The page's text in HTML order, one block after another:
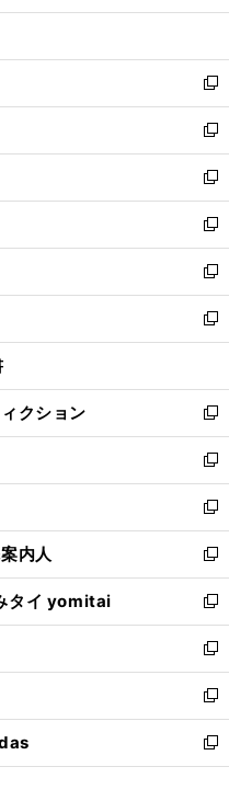
開
ウ
開
く
ン
ウ
で
開
く
ウ
ン
ド
ウ
で
開
く
新
し
い
ウ
ィ
ン
ド
ウ
で
開
く
新
し
い
ウ
ィ
ン
ド
ウ
で
開
新
し
い
ウ
ィ
ン
ド
ウ
開
く
新
し
い
ウ
ィ
ン
ウ
で
開
く
新
し
い
ウ
ン
ド
ウ
で
開
く
新
し
ウ
ィ
ン
ド
ウ
で
開
く
クション
新
し
い
ウ
ィ
ン
ド
ウ
で
開
く
新
し
い
ウ
ィ
ン
ド
ウ
で
開
く
新
し
い
ウ
ィ
ン
ド
ウ
で
開
く
内人
新
し
い
ウ
ィ
ン
ド
ウ
で
開
タイ yomitai
新
し
い
ウ
ィ
ン
ド
ウ
新
し
い
ウ
ィ
ン
新
し
い
ウ
新
し